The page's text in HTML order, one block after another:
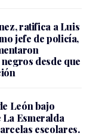
ratifica a Luis
jefe de policía,
desde que
León bajo
Esmeralda
escolares.